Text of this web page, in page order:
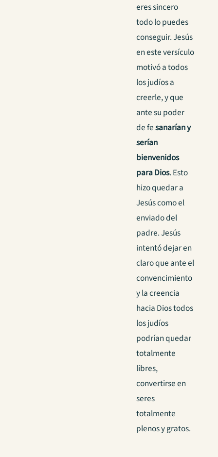
eres sincero
todo lo puedes
conseguir. Jesús
en este versículo
motivó a todos
los judíos a
creerle, y que
ante su poder
de fesanarían y
serían
bienvenidos
para Dios. Esto
hizo quedar a
Jesús como el
enviado del
padre. Jesús
intentó dejar en
claro que ante el
convencimiento
y la creencia
hacia Dios todos
los judíos
podrían quedar
totalmente
libres,
convertirse en
seres
totalmente
plenos y gratos.